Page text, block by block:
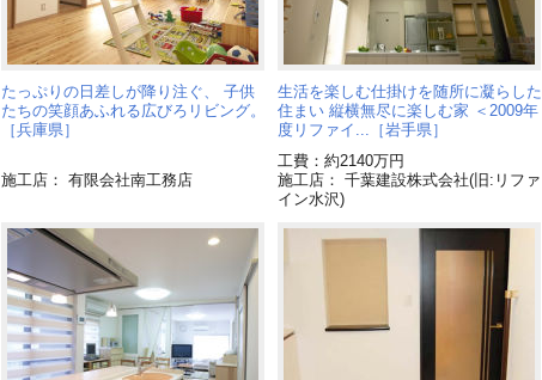
たっぷりの日差しが降り注ぐ、 子供
たちの笑顔あふれる広びろリビング。
［兵庫県］
施工店： 有限会社南工務店
生活を楽しむ仕掛けを随所に凝らした
住まい 縦横無尽に楽しむ家 ＜2009年
度リファイ...［岩手県］
工費：約2140万円
施工店： 千葉建設株式会社(旧:リファ
イン水沢)